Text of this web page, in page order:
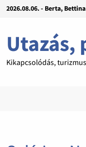
2026.08.06. - Berta, Bettina
Utazás,
Kikapcsolódás,